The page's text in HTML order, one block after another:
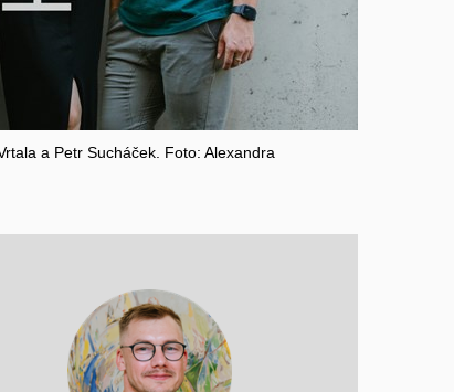
a Petr Sucháček. Foto: Alexandra